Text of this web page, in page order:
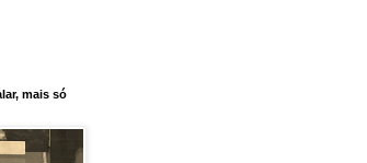
mais só